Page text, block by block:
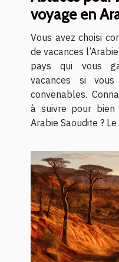
voyage en
Vous avez choisi
de vacances
pays qui vous
vacances si
convenables.
à suivre pour
Arabie Saoudite ?